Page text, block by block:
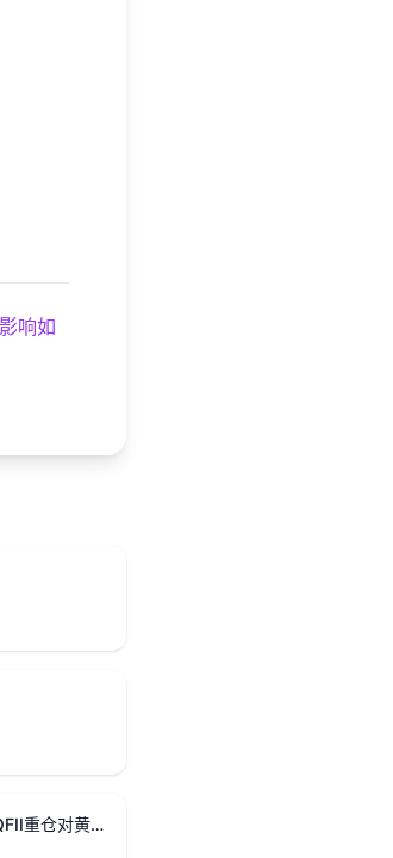
响如
指标透视：成交额2.23万亿下的波动风险：社保、QFII重仓对黄金影响